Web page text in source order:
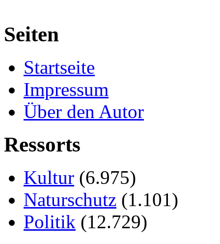
Seiten
Startseite
Impressum
Über den Autor
Ressorts
Kultur (6.975)
Naturschutz (1.101)
Politik (12.729)